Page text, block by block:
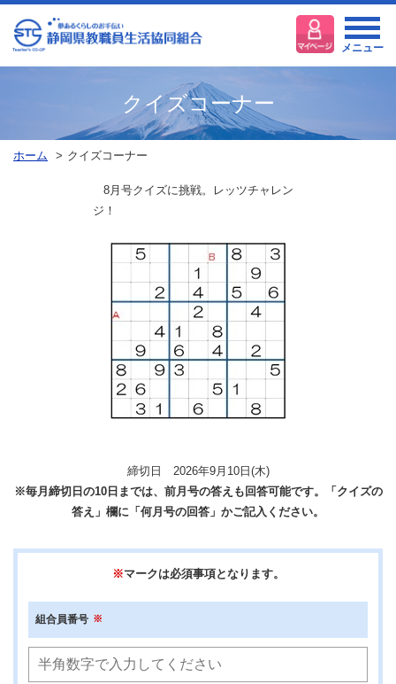
メニュー
クイズコーナー
ホーム クイズコーナー
8月号クイズに挑戦。レッツチャレン
ジ！
締切日 2026年9月10日(木)
※毎月締切日の10日までは、前月号の答えも回答可能です。「クイズの
答え」欄に「何月号の回答」かご記入ください。
※マークは必須事項となります。
組合員番号